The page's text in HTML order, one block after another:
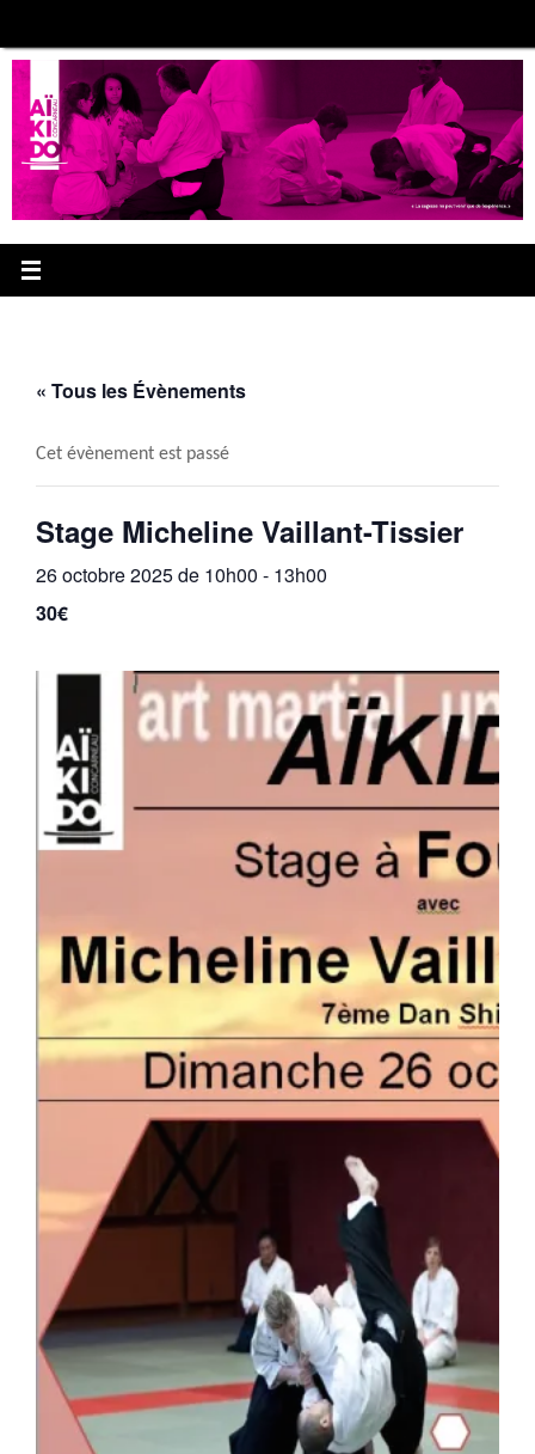
au
contenu
« Tous les Évènements
Cet évènement est passé
Stage Micheline Vaillant-Tissier
26 octobre 2025 de 10h00 - 13h00
30€